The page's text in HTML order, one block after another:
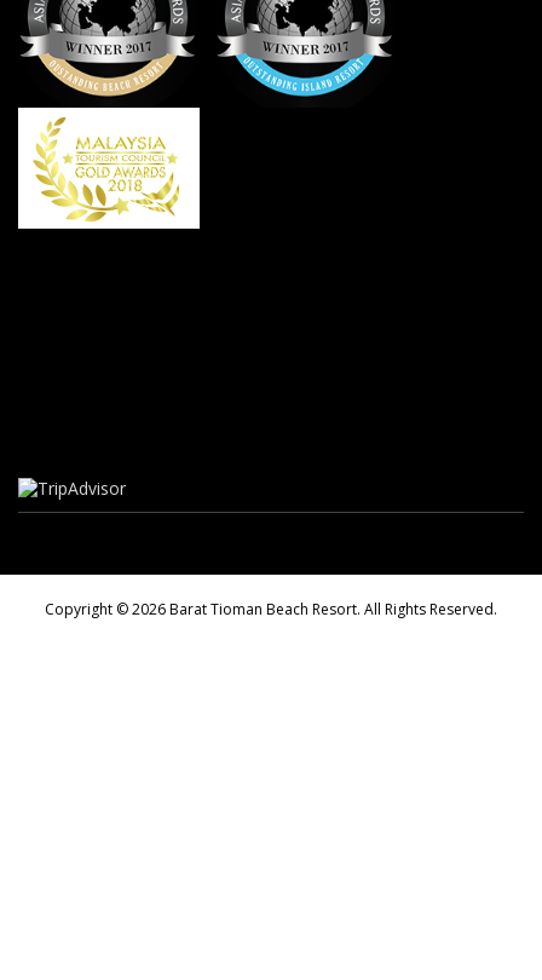
Copyright © 2026 Barat Tioman Beach Resort. All Rights Reserved.